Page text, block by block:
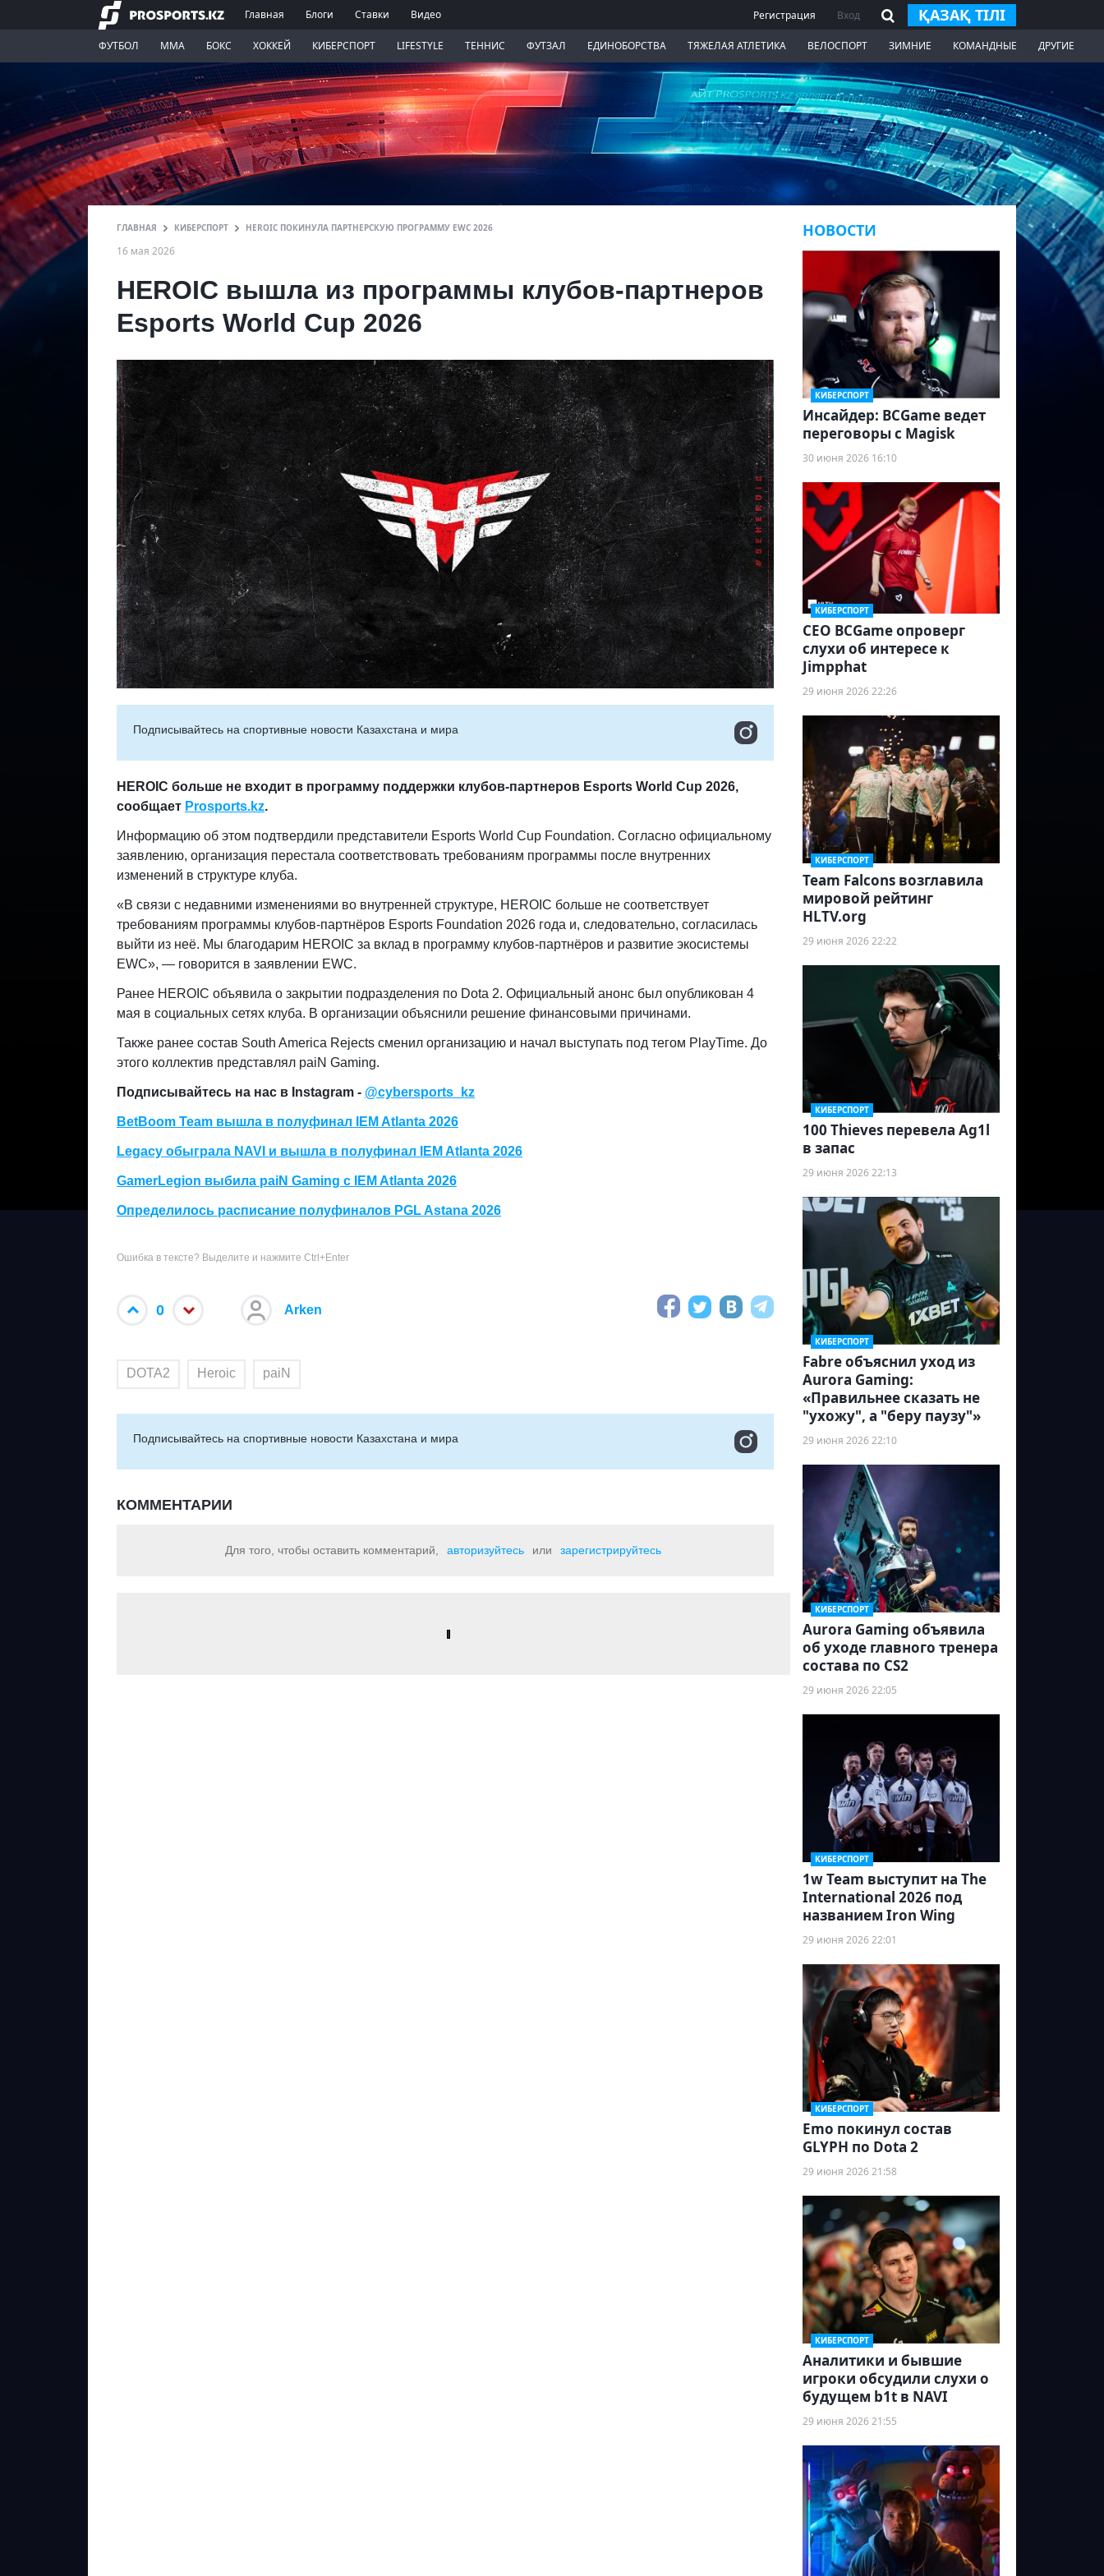
Главная Блоги Ставки Видео Регистрация Вход ҚАЗАҚ ТІЛІ
ФУТБОЛ ММА БОКС ХОККЕЙ КИБЕРСПОРТ LIFESTYLE ТЕННИС ФУТЗАЛ ЕДИНОБОРСТВА ТЯЖЕЛАЯ АТЛЕТИКА ВЕЛОСПОРТ ЗИМНИЕ КОМАНДНЫЕ ДРУГИЕ
ГЛАВНАЯ КИБЕРСПОРТ HEROIC ПОКИНУЛА ПАРТНЕРСКУЮ ПРОГРАММУ EWC 2026
16 мая 2026
HEROIC вышла из программы клубов-партнеров
Esports World Cup 2026
Подписывайтесь на cпортивные новости Казахстана и мира
HEROIC больше не входит в программу поддержки клубов-партнеров Esports World Cup 2026,
сообщает Prosports.kz.
Информацию об этом подтвердили представители Esports World Cup Foundation. Согласно официальному
заявлению, организация перестала соответствовать требованиям программы после внутренних
изменений в структуре клуба.
«В связи с недавними изменениями во внутренней структуре, HEROIC больше не соответствует
требованиям программы клубов-партнёров Esports Foundation 2026 года и, следовательно, согласилась
выйти из неё. Мы благодарим HEROIC за вклад в программу клубов-партнёров и развитие экосистемы
EWC», — говорится в заявлении EWC.
Ранее HEROIC объявила о закрытии подразделения по Dota 2. Официальный анонс был опубликован 4
мая в социальных сетях клуба. В организации объяснили решение финансовыми причинами.
Также ранее состав South America Rejects сменил организацию и начал выступать под тегом PlayTime. До
этого коллектив представлял paiN Gaming.
Подписывайтесь на нас в Instagram - @cybersports_kz
BetBoom Team вышла в полуфинал IEM Atlanta 2026
Legacy обыграла NAVI и вышла в полуфинал IEM Atlanta 2026
GamerLegion выбила paiN Gaming с IEM Atlanta 2026
Определилось расписание полуфиналов PGL Astana 2026
Ошибка в тексте? Выделите и нажмите Ctrl+Enter
0 Arken
DOTA2 Heroic paiN
Подписывайтесь на cпортивные новости Казахстана и мира
КОММЕНТАРИИ
Для того, чтобы оставить комментарий, авторизуйтесь или зарегистрируйтесь
НОВОСТИ
КИБЕРСПОРТ
Инсайдер: BCGame ведет
переговоры с Magisk
30 июня 2026 16:10
КИБЕРСПОРТ
CEO BCGame опроверг
слухи об интересе к
Jimpphat
29 июня 2026 22:26
КИБЕРСПОРТ
Team Falcons возглавила
мировой рейтинг
HLTV.org
29 июня 2026 22:22
КИБЕРСПОРТ
100 Thieves перевела Ag1l
в запас
29 июня 2026 22:13
КИБЕРСПОРТ
Fabre объяснил уход из
Aurora Gaming:
«Правильнее сказать не
"ухожу", а "беру паузу"»
29 июня 2026 22:10
КИБЕРСПОРТ
Aurora Gaming объявила
об уходе главного тренера
состава по CS2
29 июня 2026 22:05
КИБЕРСПОРТ
1w Team выступит на The
International 2026 под
названием Iron Wing
29 июня 2026 22:01
КИБЕРСПОРТ
Emo покинул состав
GLYPH по Dota 2
29 июня 2026 21:58
КИБЕРСПОРТ
Аналитики и бывшие
игроки обсудили слухи о
будущем b1t в NAVI
29 июня 2026 21:55